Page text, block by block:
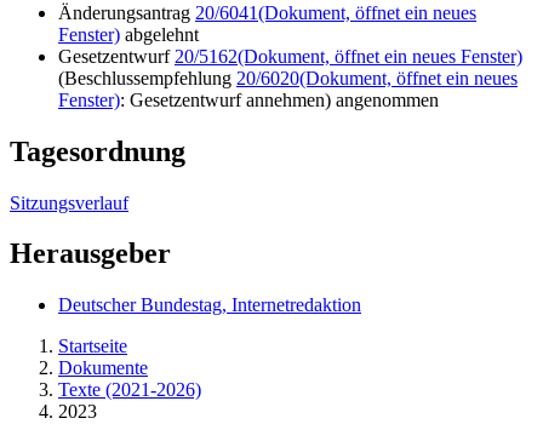
Änderungsantrag 20/6041(Dokument, öffnet ein neues
Fenster) abgelehnt
Gesetzentwurf 20/5162(Dokument, öffnet ein neues Fenster)
(Beschlussempfehlung 20/6020(Dokument, öffnet ein neues
Fenster): Gesetzentwurf annehmen) angenommen
Tagesordnung
Sitzungsverlauf
Herausgeber
Deutscher Bundestag, Internetredaktion
Startseite
Dokumente
Texte (2021-2026)
2023